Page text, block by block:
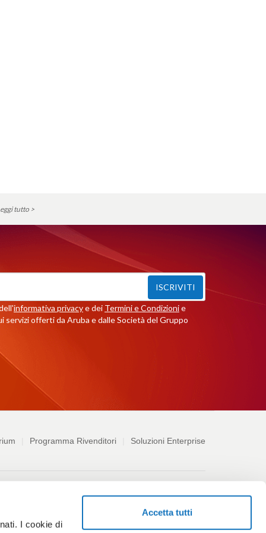
I cookie di
Accetta tutti
tutto >
ISCRIVITI
informativa privacye dei Termini e Condizionie
offerti da Aruba e dalle Società del Gruppo
Programma Rivenditori Soluzioni Enterprise